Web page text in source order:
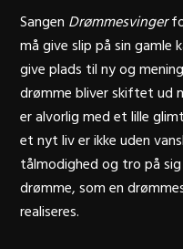
Sangen Drømmesvinger
må give slip på sin
give plads til ny og
drømme bliver skiftet ud
er alvorlig med et lille
et nyt liv er ikke uden
tålmodighed og tro på
drømme, somen
realiseres.